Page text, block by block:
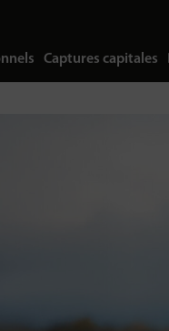
Captures capitales